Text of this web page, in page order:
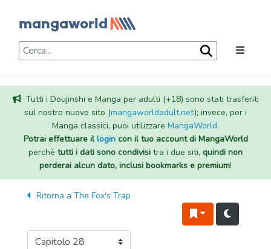
Tutti i Doujinshi e Manga per adulti (+18) sono stati trasferiti
sul nostro nuovo sito (mangaworldadult.net); invece, per i
Manga classici, puoi utilizzare MangaWorld.
Potrai effettuare illogincon il tuo account di MangaWorld
perchè tutti i dati sono condivisi tra i due siti, quindi non
perderai alcun dato, inclusi bookmarks e premium!
Ritorna a The Fox's Trap